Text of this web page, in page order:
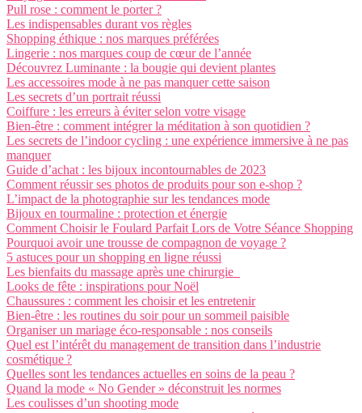
Pull rose : comment le porter ?
Les indispensables durant vos règles
Shopping éthique : nos marques préférées
Lingerie : nos marques coup de cœur de l’année
Découvrez Luminante : la bougie qui devient plantes
Les accessoires mode à ne pas manquer cette saison
Les secrets d’un portrait réussi
Coiffure : les erreurs à éviter selon votre visage
Bien-être : comment intégrer la méditation à son quotidien ?
Les secrets de l’indoor cycling : une expérience immersive à ne pas
manquer
Guide d’achat : les bijoux incontournables de 2023
Comment réussir ses photos de produits pour son e-shop ?
L’impact de la photographie sur les tendances mode
Bijoux en tourmaline : protection et énergie
Comment Choisir le Foulard Parfait Lors de Votre Séance Shopping
Pourquoi avoir une trousse de compagnon de voyage ?
5 astuces pour un shopping en ligne réussi
Les bienfaits du massage après une chirurgie
Looks de fête : inspirations pour Noël
Chaussures : comment les choisir et les entretenir
Bien-être : les routines du soir pour un sommeil paisible
Organiser un mariage éco-responsable : nos conseils
Quel est l’intérêt du management de transition dans l’industrie
cosmétique ?
Quelles sont les tendances actuelles en soins de la peau ?
Quand la mode « No Gender » déconstruit les normes
Les coulisses d’un shooting mode